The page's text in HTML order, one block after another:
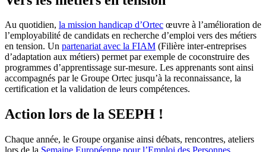
Au quotidien, la mission handicap d’Ortec œuvre à l’amélioration de
l’employabilité de candidats en recherche d’emploi vers des métiers
en tension. Un partenariat avec la FIAM (Filière inter-entreprises
d’adaptation aux métiers) permet par exemple de coconstruire des
programmes d’apprentissage sur-mesure. Les apprenants sont ainsi
accompagnés par le Groupe Ortec jusqu’à la reconnaissance, la
certification et la validation de leurs compétences.
Action lors de la SEEPH !
Chaque année, le Groupe organise ainsi débats, rencontres, ateliers